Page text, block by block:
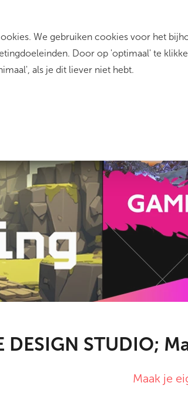
We gebruiken cookies voor het
Door op 'optimaal' te
als je dit liever niet hebt.
(current)Zo werkt het Dit
DESIGN STUDIO;
Maak je